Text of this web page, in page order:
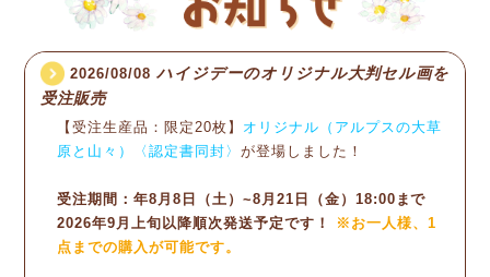
上記で販売されている商品は
す。
絶対に購入しないようお願いいたします。
商品価格が極端に安くないか
支払方法が限定的でないか
日本語が不自然でないか
2026/08/08 ハイジデーのオリジナル大判セル画を
受注販売
【受注生産品：限定20枚】 オリジナル（アルプスの大草
原と山々）〈認定書同封〉 が登場しました！
受注期間：年8月8日（土）~8月21日（金）18:00まで
2026年9月上旬以降順次発送予定です！
※お一人様、1
点までの購入が可能です。